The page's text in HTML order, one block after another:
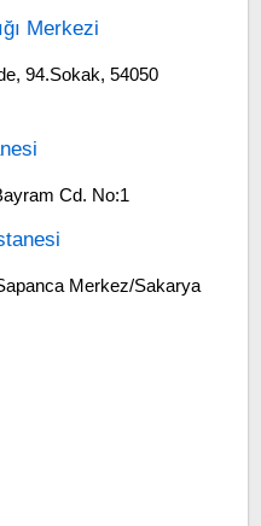
Merkezi
94.Sokak, 54050
Cd. No:1
Merkez/Sakarya